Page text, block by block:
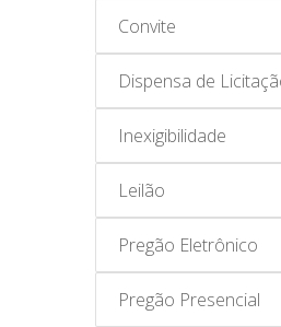
Convite
Dispensa de
Inexigibilidade
Leilão
Pregão Eletrônico
Pregão Presencial